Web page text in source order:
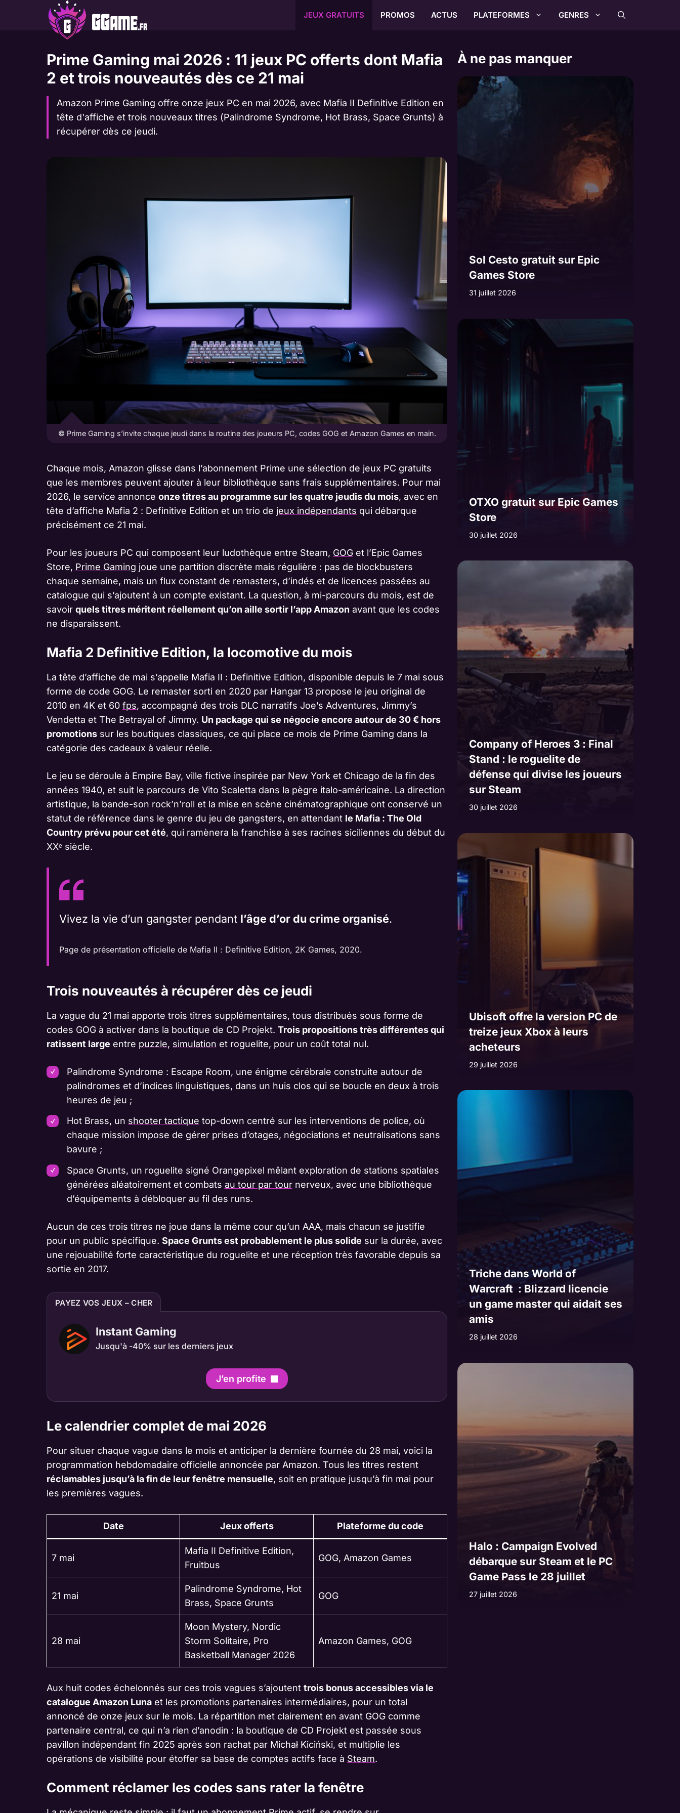
JEUX GRATUITS PROMOS ACTUS PLATEFORMES GENRES
Prime Gaming mai 2026 : 11 jeux PC offerts dont Mafia
2 et trois nouveautés dès ce 21 mai
Amazon Prime Gaming offre onze jeux PC en mai 2026, avec Mafia II Definitive Edition en
tête d'affiche et trois nouveaux titres (Palindrome Syndrome, Hot Brass, Space Grunts) à
récupérer dès ce jeudi.
© Prime Gaming s’invite chaque jeudi dans la routine des joueurs PC, codes GOG et Amazon Games en main.
Chaque mois, Amazon glisse dans l’abonnement Prime une sélection de jeux PC gratuits
que les membres peuvent ajouter à leur bibliothèque sans frais supplémentaires. Pour mai
2026, le service annonce onze titres au programme sur les quatre jeudis du mois, avec en
tête d’affiche Mafia 2 : Definitive Edition et un trio de jeux indépendants qui débarque
précisément ce 21 mai.
Pour les joueurs PC qui composent leur ludothèque entre Steam, GOG et l’Epic Games
Store, Prime Gaming joue une partition discrète mais régulière : pas de blockbusters
chaque semaine, mais un flux constant de remasters, d’indés et de licences passées au
catalogue qui s’ajoutent à un compte existant. La question, à mi-parcours du mois, est de
savoir quels titres méritent réellement qu’on aille sortir l’app Amazon avant que les codes
ne disparaissent.
Mafia 2 Definitive Edition, la locomotive du mois
La tête d’affiche de mai s’appelle Mafia II : Definitive Edition, disponible depuis le 7 mai sous
forme de code GOG. Le remaster sorti en 2020 par Hangar 13 propose le jeu original de
2010 en 4K et 60 fps, accompagné des trois DLC narratifs Joe’s Adventures, Jimmy’s
Vendetta et The Betrayal of Jimmy. Un package qui se négocie encore autour de 30 € hors
promotions sur les boutiques classiques, ce qui place ce mois de Prime Gaming dans la
catégorie des cadeaux à valeur réelle.
Le jeu se déroule à Empire Bay, ville fictive inspirée par New York et Chicago de la fin des
années 1940, et suit le parcours de Vito Scaletta dans la pègre italo-américaine. La direction
artistique, la bande-son rock’n’roll et la mise en scène cinématographique ont conservé un
statut de référence dans le genre du jeu de gangsters, en attendant le Mafia : The Old
Country prévu pour cet été, qui ramènera la franchise à ses racines siciliennes du début du
XXᵉ siècle.
Vivez la vie d’un gangster pendant l’âge d’or du crime organisé.
Page de présentation officielle de Mafia II : Definitive Edition, 2K Games, 2020.
Trois nouveautés à récupérer dès ce jeudi
La vague du 21 mai apporte trois titres supplémentaires, tous distribués sous forme de
codes GOG à activer dans la boutique de CD Projekt. Trois propositions très différentes qui
ratissent large entre puzzle, simulation et roguelite, pour un coût total nul.
Palindrome Syndrome : Escape Room, une énigme cérébrale construite autour de
palindromes et d’indices linguistiques, dans un huis clos qui se boucle en deux à trois
heures de jeu ;
Hot Brass, un shooter tactique top-down centré sur les interventions de police, où
chaque mission impose de gérer prises d’otages, négociations et neutralisations sans
bavure ;
Space Grunts, un roguelite signé Orangepixel mêlant exploration de stations spatiales
générées aléatoirement et combats au tour par tournerveux, avec une bibliothèque
d’équipements à débloquer au fil des runs.
Aucun de ces trois titres ne joue dans la même cour qu’un AAA, mais chacun se justifie
pour un public spécifique. Space Grunts est probablement le plus solide sur la durée, avec
une rejouabilité forte caractéristique du roguelite et une réception très favorable depuis sa
sortie en 2017.
PAYEZ VOS JEUX – CHER
Instant Gaming
Jusqu'à -40% sur les derniers jeux
J’en profite
Le calendrier complet de mai 2026
Pour situer chaque vague dans le mois et anticiper la dernière fournée du 28 mai, voici la
programmation hebdomadaire officielle annoncée par Amazon. Tous les titres restent
réclamables jusqu’à la fin de leur fenêtre mensuelle, soit en pratique jusqu’à fin mai pour
les premières vagues.
Date Jeux offerts Plateforme du code
7 mai
Mafia II Definitive Edition,
Fruitbus
GOG, Amazon Games
21 mai
Palindrome Syndrome, Hot
Brass, Space Grunts
GOG
28 mai
Moon Mystery, Nordic
Storm Solitaire, Pro
Basketball Manager 2026
Amazon Games, GOG
Aux huit codes échelonnés sur ces trois vagues s’ajoutent trois bonus accessibles via le
catalogue Amazon Luna et les promotions partenaires intermédiaires, pour un total
annoncé de onze jeux sur le mois. La répartition met clairement en avant GOG comme
partenaire central, ce qui n’a rien d’anodin : la boutique de CD Projekt est passée sous
pavillon indépendant fin 2025 après son rachat par Michał Kiciński, et multiplie les
opérations de visibilité pour étoffer sa base de comptes actifs face à Steam.
Comment réclamer les codes sans rater la fenêtre
À ne pas manquer
Sol Cesto gratuit sur Epic
Games Store
31 juillet 2026
OTXO gratuit sur Epic Games
Store
30 juillet 2026
Company of Heroes 3 : Final
Stand : le roguelite de
défense qui divise les joueurs
sur Steam
30 juillet 2026
Ubisoft offre la version PC de
treize jeux Xbox à leurs
acheteurs
29 juillet 2026
Triche dans World of
Warcraft : Blizzard licencie
un game master qui aidait ses
amis
28 juillet 2026
Halo : Campaign Evolved
débarque sur Steam et le PC
Game Pass le 28 juillet
27 juillet 2026